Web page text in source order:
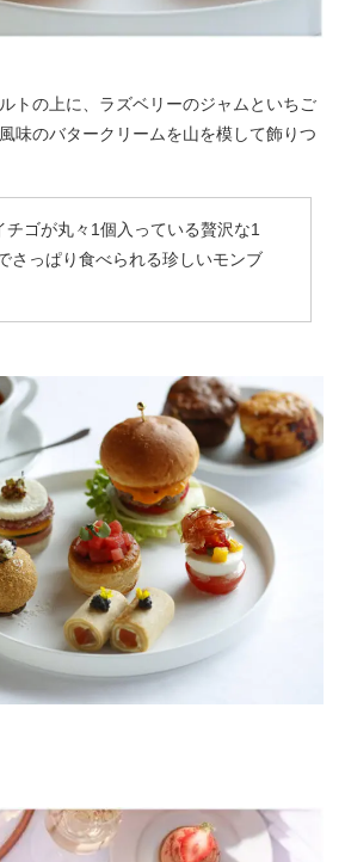
トの上に、ラズベリーのジャムといちご
味のバタークリームを山を模して飾りつ
チゴが丸々1個入っている贅沢な1
さっぱり食べられる珍しいモンブ